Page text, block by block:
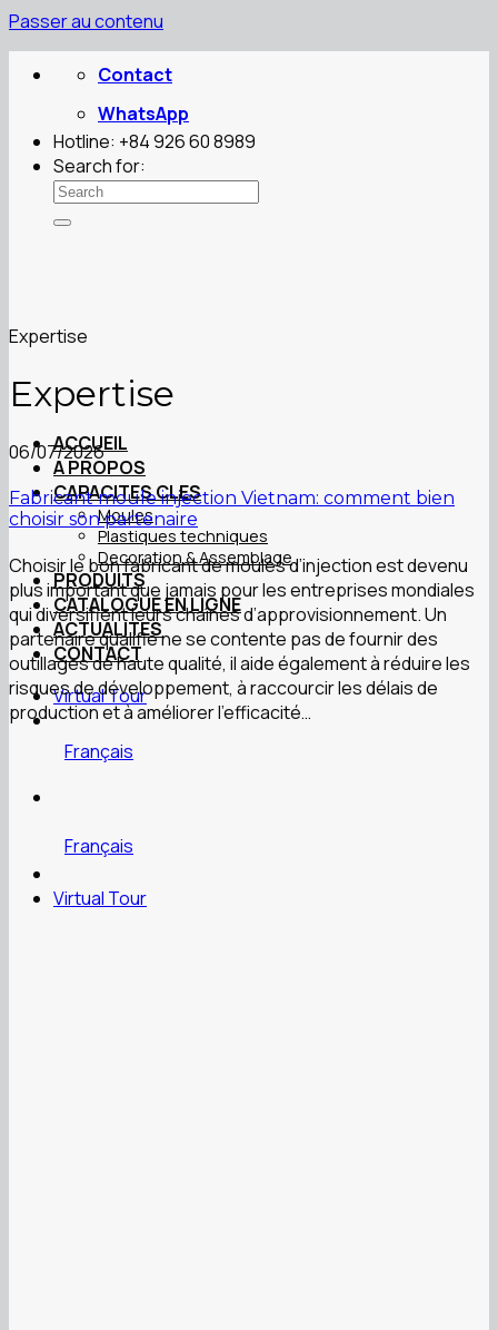
Passer au contenu
Contact
WhatsApp
Hotline: +84 926 60 8989
Search for:
ACCUEIL
A PROPOS
CAPACITES CLES
Moules
Plastiques techniques
Decoration & Assemblage
PRODUITS
CATALOGUE EN LIGNE
ACTUALITES
CONTACT
Virtual Tour
Français
Français
Virtual Tour
Expertise
Expertise
06/07/2026
Fabricant moule injection Vietnam: comment bien
choisir son partenaire
Choisir le bon fabricant de moules d’injection est devenu
plus important que jamais pour les entreprises mondiales
qui diversifient leurs chaînes d’approvisionnement. Un
partenaire qualifié ne se contente pas de fournir des
outillages de haute qualité, il aide également à réduire les
risques de développement, à raccourcir les délais de
production et à améliorer l’efficacité…